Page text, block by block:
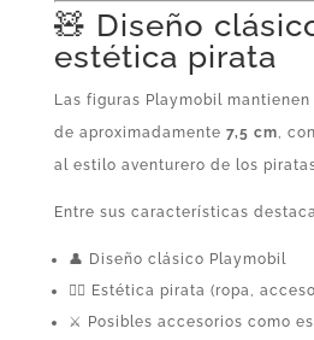
🧸 Diseño
estética pirata
Las figuras Playmobil
de aproximadamente 7,5 cm ,
al estilo aventurero de los
Entre sus características
👤 Diseño clásico Playmobil
🏴‍☠️ Estética pirata (ropa,
⚔️ Posibles accesorios como